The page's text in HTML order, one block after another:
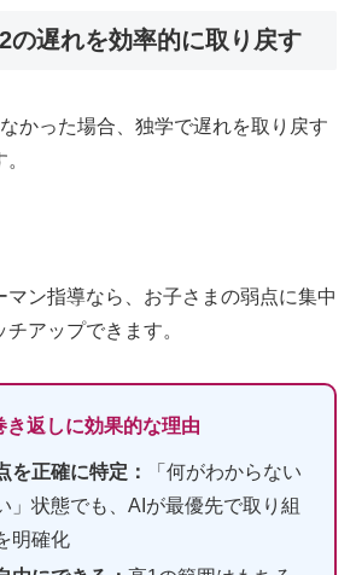
の遅れを効率的に取り戻す
かった場合、独学で遅れを取り戻す
マン指導なら、お子さまの弱点に集中
アップできます。
き返しに効果的な理由
を正確に特定：
「何がわからない
」状態でも、AIが最優先で取り組
明確化